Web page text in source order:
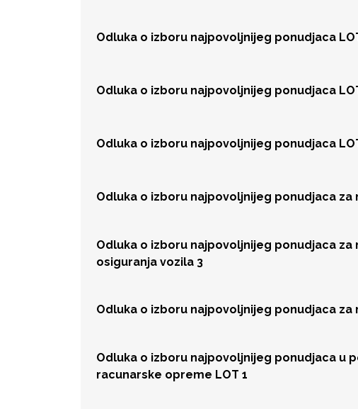
Odluka o izboru najpovoljnijeg ponudjaca
Odluka o izboru najpovoljnijeg ponudjaca
Odluka o izboru najpovoljnijeg ponudjaca
Odluka o izboru najpovoljnijeg ponudjaca za
Odluka o izboru najpovoljnijeg ponudjaca za
osiguranja vozila 3
Odluka o izboru najpovoljnijeg ponudjaca za
Odluka o izboru najpovoljnijeg ponudjaca u
racunarske opreme LOT 1